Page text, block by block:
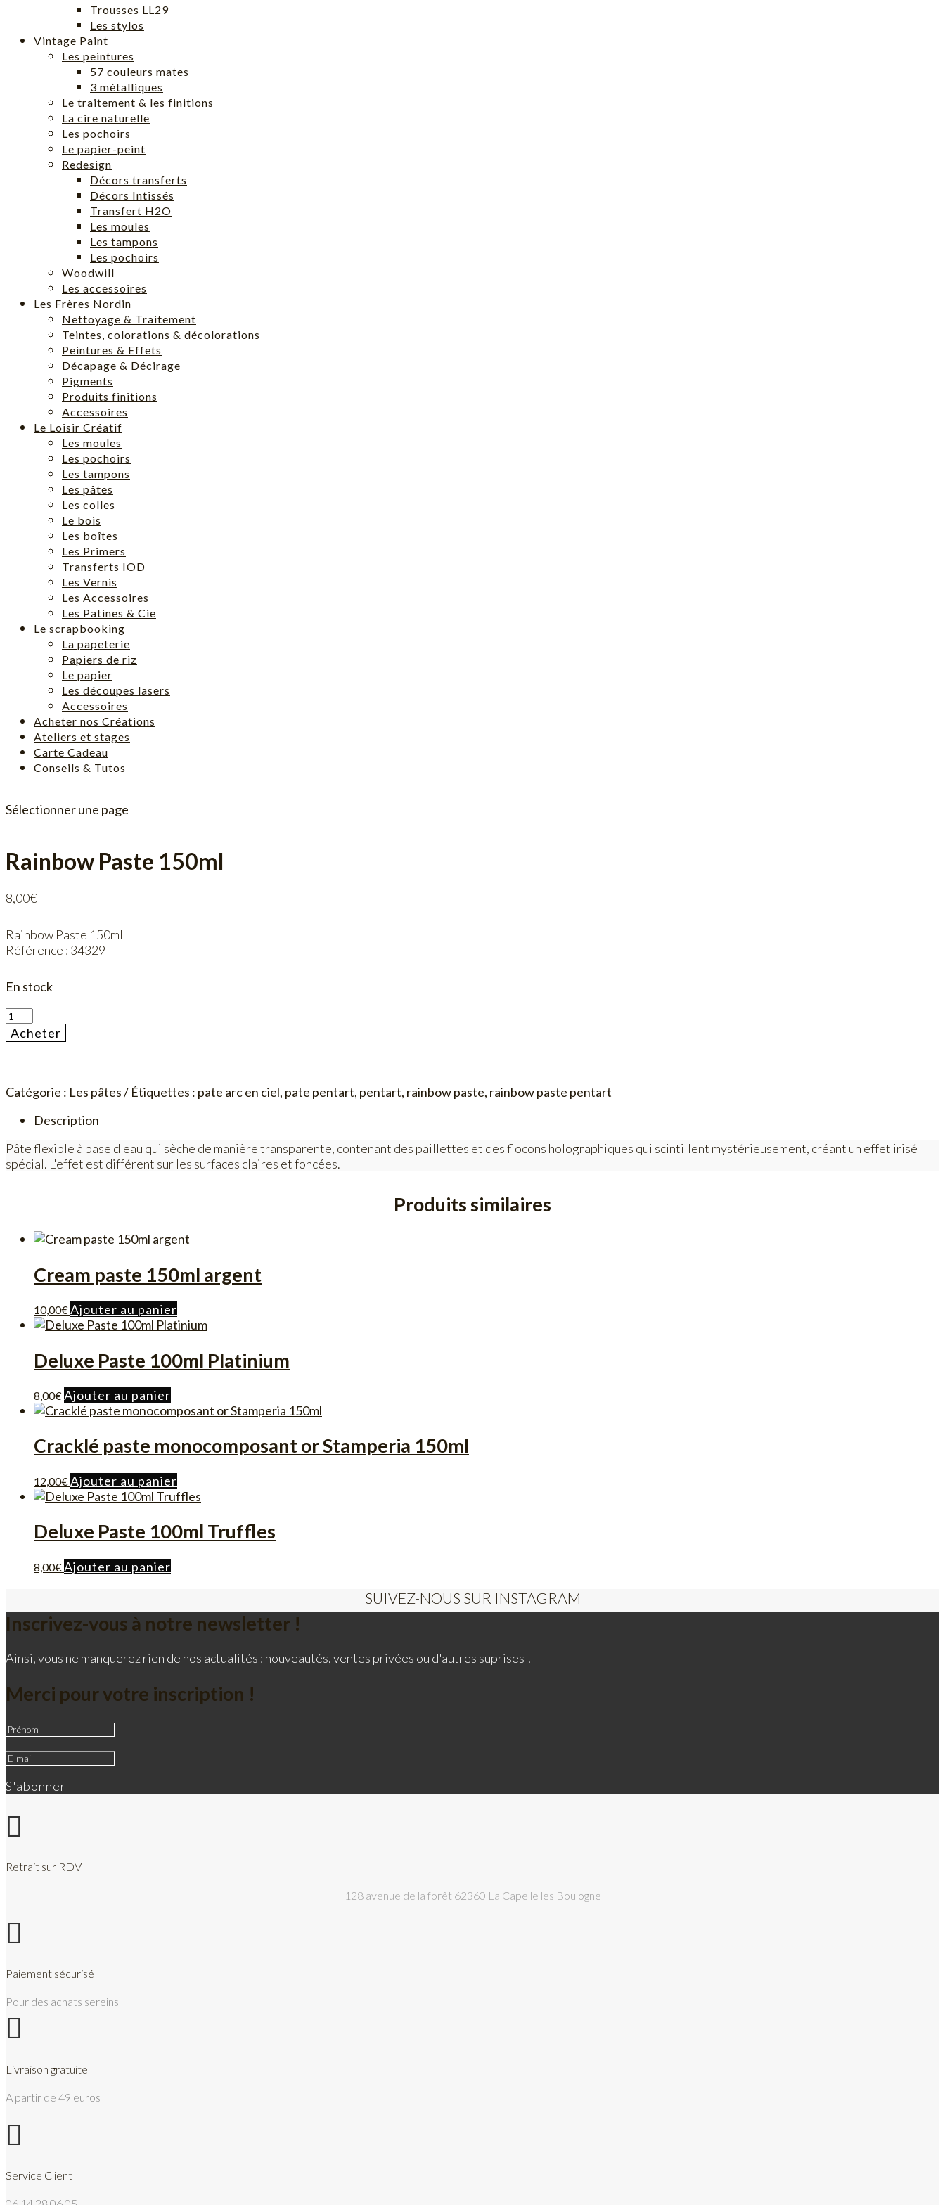
Trousses LL29
Les stylos
Vintage Paint
Les peintures
57 couleurs mates
3 métalliques
Le traitement & les finitions
La cire naturelle
Les pochoirs
Le papier-peint
Redesign
Décors transferts
Décors Intissés
Transfert H2O
Les moules
Les tampons
Les pochoirs
Woodwill
Les accessoires
Les Frères Nordin
Nettoyage & Traitement
Teintes, colorations & décolorations
Peintures & Effets
Décapage & Décirage
Pigments
Produits finitions
Accessoires
Le Loisir Créatif
Les moules
Les pochoirs
Les tampons
Les pâtes
Les colles
Le bois
Les boîtes
Les Primers
Transferts IOD
Les Vernis
Les Accessoires
Les Patines & Cie
Le scrapbooking
La papeterie
Papiers de riz
Le papier
Les découpes lasers
Accessoires
Acheter nos Créations
Ateliers et stages
Carte Cadeau
Conseils & Tutos
Sélectionner une page
Rainbow Paste 150ml
8,00€
Rainbow Paste 150ml
Référence : 34329
En stock
quantité
de
Rainbow
Acheter
Catégorie : Les pâtes Étiquettes : pate arc en ciel, pate pentart, pentart, rainbow paste, rainbow paste pentart
Description
Pâte flexible à base d'eau qui sèche de manière transparente, contenant des paillettes et des flocons holographiques qui scintillent mystérieusement, créant un effet irisé
spécial. L'effet est différent sur les surfaces claires et foncées.
Produits similaires
Cream paste 150ml argent
10,00€Ajouter au panier
Deluxe Paste 100ml Platinium
8,00€Ajouter au panier
Cracklé paste monocomposant or Stamperia 150ml
12,00€ Ajouter au panier
Deluxe Paste 100ml Truffles
8,00€ Ajouter au panier
SUIVEZ-NOUS SUR INSTAGRAM
Inscrivez-vous à notre newsletter !
Ainsi, vous ne manquerez rien de nos actualités : nouveautés, ventes privées ou d'autres suprises !
Merci pour votre inscription !
S'abonner

Retrait sur RDV
128 avenue de la forêt 62360 La Capelle les Boulogne

Paiement sécurisé
Pour des achats sereins

Livraison gratuite
A partir de 49 euros

Service Client